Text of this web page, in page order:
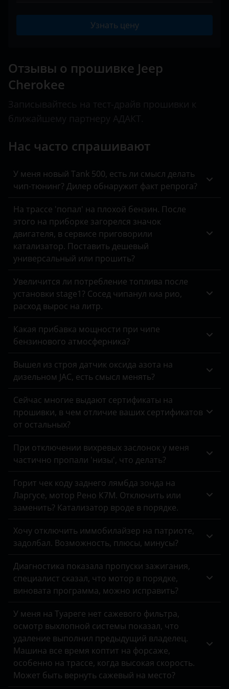
Renault
Saab
Smart
SsangYong
Suzuki
Tank
Toyota
Volkswagen
Volvo
Zotye
ВАЗ (LADA)
ГАЗ
ЗАЗ
Brilliance
BYD
Chery
Chevrolet
Citroen
Daewoo
Daihatsu
Dodge
EXEED
Fiat
Ford
Foton
Geely
Genesis
Great Wall
Hawtai
Honda
Hummer
Infiniti
Isuzu
Iveco
Liberty
Wrangler
V (KL) 2018 – н.в.
Узнать цену
Отзывы о прошивке Jeep
Cherokee
Нас часто спрашивают
У меня новый Tank 500, есть ли смысл делать
чип-тюнинг? Дилер обнаружит факт репрога?
На трассе 'попал' на плохой бензин. После
этого на приборке загорелся значок
двигателя, в сервисе приговорили
катализатор. Поставить дешевый
универсальный или прошить?
Увеличится ли потребление топлива после
установки stage1? Сосед чипанул киа рио,
расход вырос на литр.
Какая прибавка мощности при чипе
бензинового атмосферника?
Вышел из строя датчик оксида азота на
дизельном JAC, есть смысл менять?
Сейчас многие выдают сертификаты на
прошивки, в чем отличие ваших сертификатов
от остальных?
При отключении вихревых заслонок у меня
частично пропали 'низы', что делать?
Горит чек коду заднего лямбда зонда на
Ларгусе, мотор Рено К7М. Отключить или
заменить? Катализатор вроде в порядке.
Хочу отключить иммобилайзер на патриоте,
задолбал. Возможность, плюсы, минусы?
Диагностика показала пропуски зажигания,
специалист сказал, что мотор в порядке,
виновата программа, можно исправить?
У меня на Туареге нет сажевого фильтра,
осмотр выхлопной системы показал, что
удаление выполнил предыдущий владелец.
Машина все время коптит на форсаже,
особенно на трассе, когда высокая скорость.
Может быть вернуть сажевый на место?